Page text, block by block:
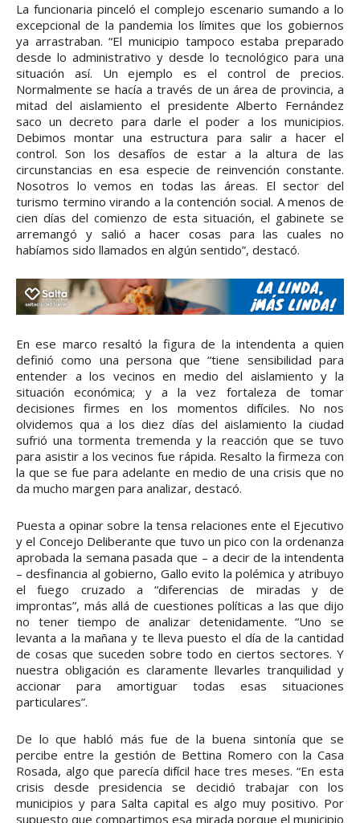
La funcionaria pinceló el complejo escenario sumando a lo
excepcional de la pandemia los límites que los gobiernos
ya arrastraban. “El municipio tampoco estaba preparado
desde lo administrativo y desde lo tecnológico para una
situación así. Un ejemplo es el control de precios.
Normalmente se hacía a través de un área de provincia, a
mitad del aislamiento el presidente Alberto Fernández
saco un decreto para darle el poder a los municipios.
Debimos montar una estructura para salir a hacer el
control. Son los desafíos de estar a la altura de las
circunstancias en esa especie de reinvención constante.
Nosotros lo vemos en todas las áreas. El sector del
turismo termino virando a la contención social. A menos de
cien días del comienzo de esta situación, el gabinete se
arremangó y salió a hacer cosas para las cuales no
habíamos sido llamados en algún sentido”, destacó.
En ese marco resaltó la figura de la intendenta a quien
definió como una persona que “tiene sensibilidad para
entender a los vecinos en medio del aislamiento y la
situación económica; y a la vez fortaleza de tomar
decisiones firmes en los momentos difíciles. No nos
olvidemos qua a los diez días del aislamiento la ciudad
sufrió una tormenta tremenda y la reacción que se tuvo
para asistir a los vecinos fue rápida. Resalto la firmeza con
la que se fue para adelante en medio de una crisis que no
da mucho margen para analizar, destacó.
Puesta a opinar sobre la tensa relaciones ente el Ejecutivo
y el Concejo Deliberante que tuvo un pico con la ordenanza
aprobada la semana pasada que – a decir de la intendenta
– desfinancia al gobierno, Gallo evito la polémica y atribuyo
el fuego cruzado a “diferencias de miradas y de
improntas”, más allá de cuestiones políticas a las que dijo
no tener tiempo de analizar detenidamente. “Uno se
levanta a la mañana y te lleva puesto el día de la cantidad
de cosas que suceden sobre todo en ciertos sectores. Y
nuestra obligación es claramente llevarles tranquilidad y
accionar para amortiguar todas esas situaciones
particulares”.
De lo que habló más fue de la buena sintonía que se
percibe entre la gestión de Bettina Romero con la Casa
Rosada, algo que parecía difícil hace tres meses. “En esta
crisis desde presidencia se decidió trabajar con los
municipios y para Salta capital es algo muy positivo. Por
supuesto que compartimos esa mirada porque el municipio